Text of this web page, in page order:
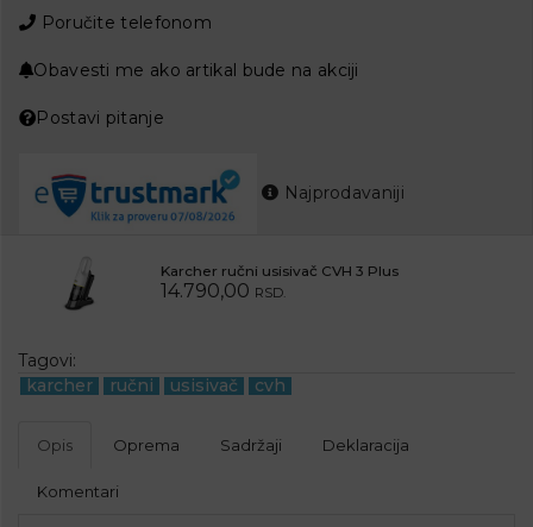
Poručite telefonom
Obavesti me ako artikal bude na akciji
Postavi pitanje
Najprodavaniji
Karcher ručni usisivač CVH 3 Plus
14.790,00 RSD.
Tagovi:
karcher
ručni usisivač cvh
Opis Oprema Sadržaji Deklaracija
Komentari